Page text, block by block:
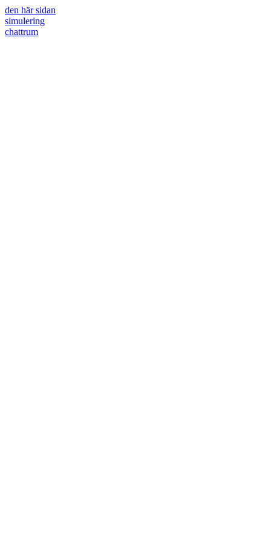
den här sidan
simulering
chattrum